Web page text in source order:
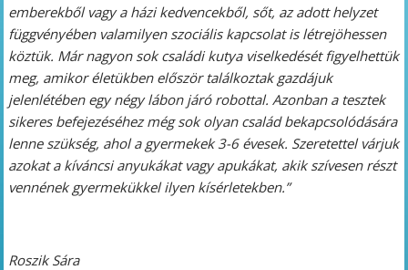
emberekből vagy a házi kedvencekből, sőt, az adott helyzet
függvényében valamilyen szociális kapcsolat is létrejöhessen
köztük. Már nagyon sok családi kutya viselkedését figyelhettük
meg, amikor életükben először találkoztak gazdájuk
jelenlétében egy négy lábon járó robottal. Azonban a tesztek
sikeres befejezéséhez még sok olyan család bekapcsolódására
lenne szükség, ahol a gyermekek 3-6 évesek. Szeretettel várjuk
azokat a kíváncsi anyukákat vagy apukákat, akik szívesen részt
vennének gyermekükkel ilyen kísérletekben.”
Roszik Sára